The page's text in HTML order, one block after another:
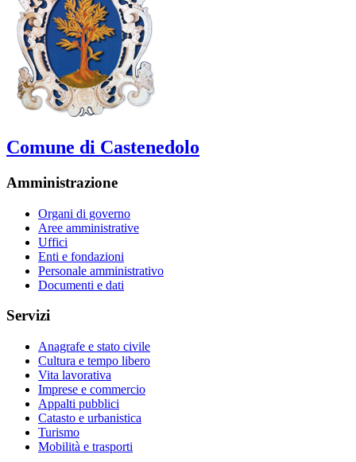
Comune di Castenedolo
Amministrazione
Organi di governo
Aree amministrative
Uffici
Enti e fondazioni
Personale amministrativo
Documenti e dati
Servizi
Anagrafe e stato civile
Cultura e tempo libero
Vita lavorativa
Imprese e commercio
Appalti pubblici
Catasto e urbanistica
Turismo
Mobilità e trasporti